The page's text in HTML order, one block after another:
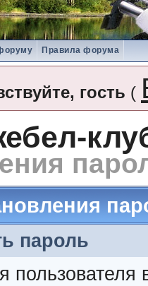
Правила форума
гость (
пароль